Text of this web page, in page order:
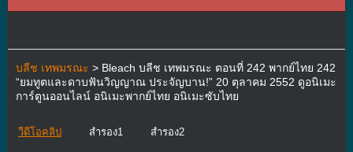
บลีช เทพมรณะ > Bleach บลีช เทพมรณะ ตอนที่ 242 พากย์ไทย 242
“ยมทูตและดาบฟันวิญญาณ ประจัญบาน!” 20 ตุลาคม 2552 ดูอนิเมะ
การ์ตูนออนไลน์ อนิเมะพากย์ไทย อนิเมะซับไทย
วีดีโอคลิป สำรอง1 สำรอง2